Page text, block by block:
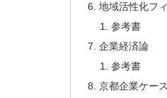
地域活性化フ
参考書
企業経済論
参考書
京都企業ケー